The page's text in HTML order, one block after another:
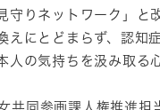
守りネットワーク」と
えにとどまらず、認知
人の気持ちを汲み取る
共同参画課人権推進担